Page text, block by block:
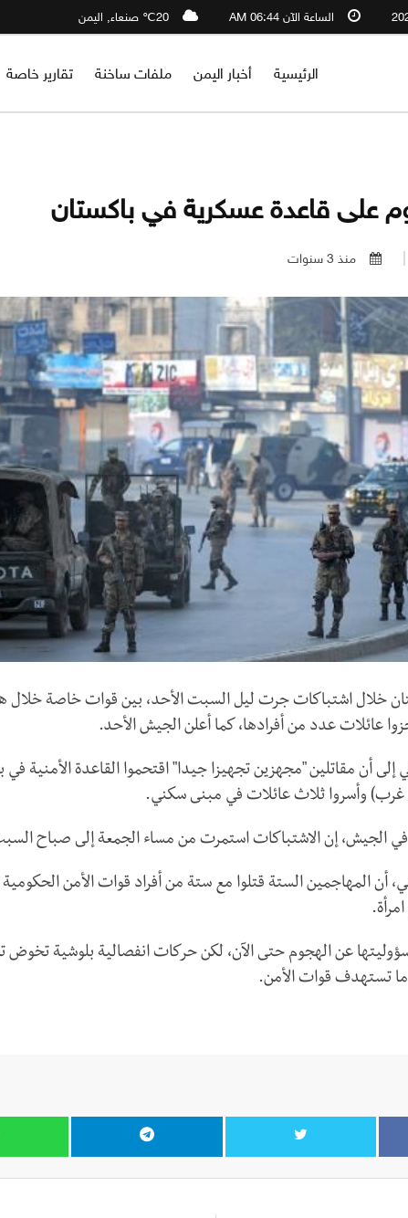
الساعة الآن 06:44 AM 20℃ صنعاء, اليمن
الرئيسية أخبار اليمن ملفات ساخنة تقارير خاصة
منذ 3 سنوات
خلال اشتباكات جرت ليل السبت الأحد، بين قوات خاصة خلال
عائلات عدد من أفرادها، كما أعلن الجيش الأحد.
إلى أن مقاتلين "مجهزين تجهيزا جيدا" اقتحموا القاعدة الأمنية
وأسروا ثلاث عائلات في مبنى سكني.
في الجيش، إن الاشتباكات استمرت من مساء الجمعة إلى صباح
أن المهاجمين الستة قتلوا مع ستة من أفراد قوات الأمن
عن الهجوم حتى الآن، لكن حركات انفصالية بلوشية
ما تستهدف قوات الأمن.